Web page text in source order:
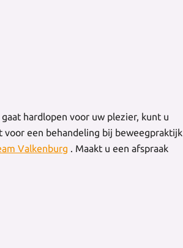
hardlopen voor uw plezier, kunt u
een behandeling bij beweegpraktijk
Valkenburg . Maakt u een afspraak